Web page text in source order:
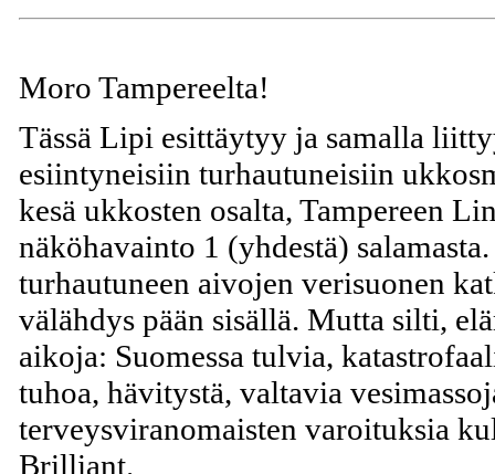
Moro Tampereelta!
Tässä Lipi esittäytyy ja samalla
esiintyneisiin turhautuneisiin
kesä ukkosten osalta, Tampereen
näköhavainto 1 (yhdestä)
turhautuneen aivojen verisuonen
välähdys pään sisällä. Mutta silti,
aikoja: Suomessa tulvia,
tuhoa, hävitystä, valtavia
terveysviranomaisten varoituksia
Brilliant.